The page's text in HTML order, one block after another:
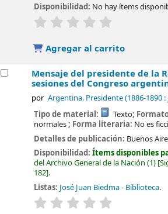
Disponibilidad: No hay ítems
valoración
Agregar al carrito
Mensaje del presidente de la
sesiones del Congreso
por Argentina. Presidente (1886-1890 :
Tipo de material: Texto;
normales; Forma literaria: No es
Detalles de publicación: Buenos
Disponibilidad:Ítems disponibles
del Archivo General de la Nación (1)
182 .
Listas: José Juan Biedma - Biblioteca.
valoración